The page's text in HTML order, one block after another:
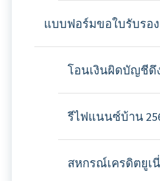
แบบฟอร์มขอใบรับรอง
โอนเงินผิดบัญชีดึ
รีไฟแนนซ์บ้าน
สหกรณ์เครดิตยูเ